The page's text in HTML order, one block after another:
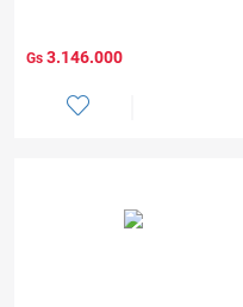
Gs 3.146.000